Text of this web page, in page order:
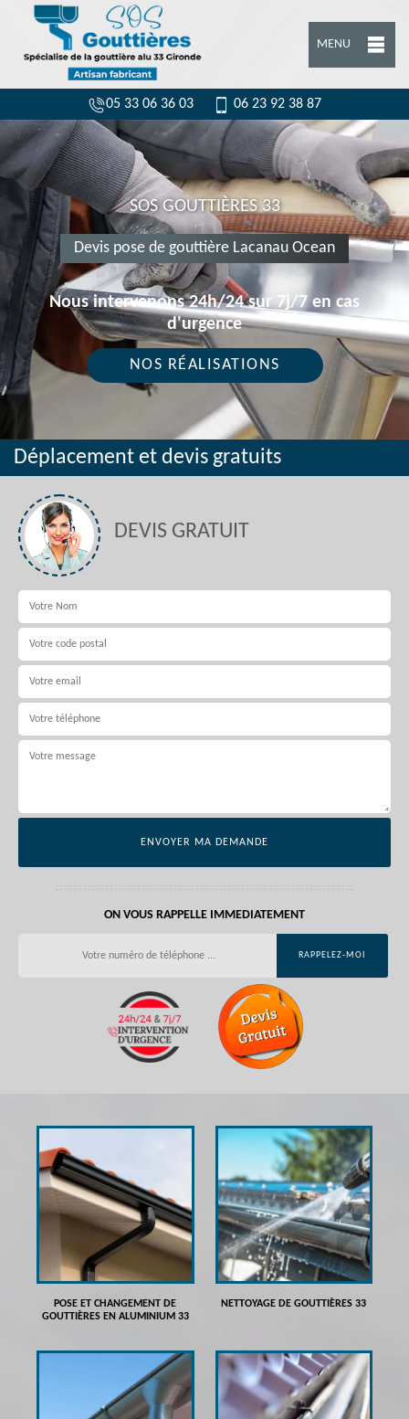
MENU
05 33 06 36 03 06 23 92 38 87
SOS GOUTTIÈRES 33
Devis pose de gouttière Lacanau Ocean
Nous intervenons 24h/24 sur 7j/7 en cas
d'urgence
NOS RÉALISATIONS
Déplacement et devis gratuits
DEVIS GRATUIT
ON VOUS RAPPELLE IMMEDIATEMENT
POSE ET CHANGEMENT DE
GOUTTIÈRES EN ALUMINIUM 33
NETTOYAGE DE GOUTTIÈRES 33